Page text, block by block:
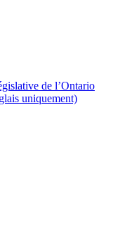
de l’Ontario
uniquement)